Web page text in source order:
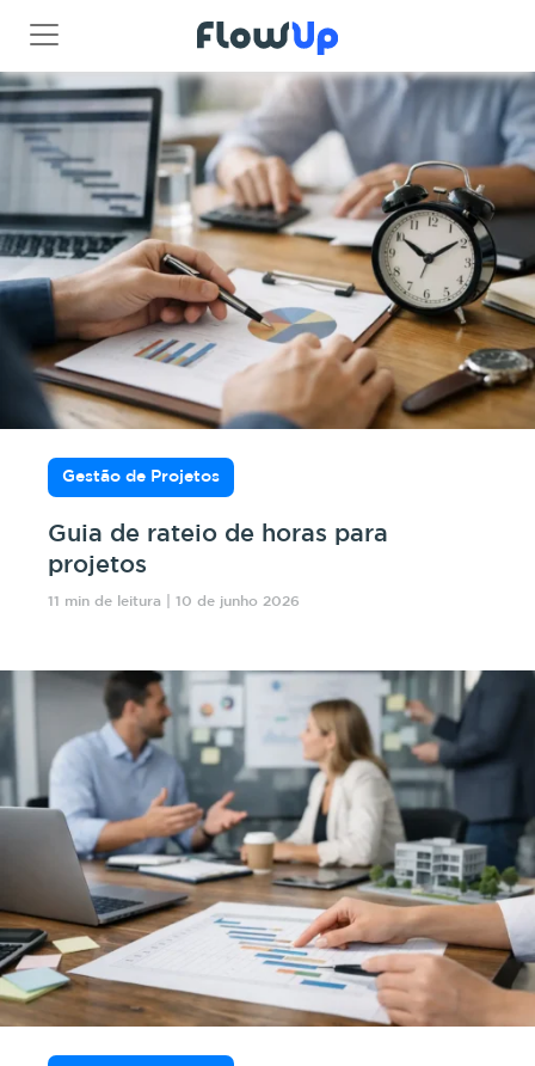
Gestão de Projetos
Guia de rateio de horas para
projetos
11 min de leitura | 10 de junho 2026